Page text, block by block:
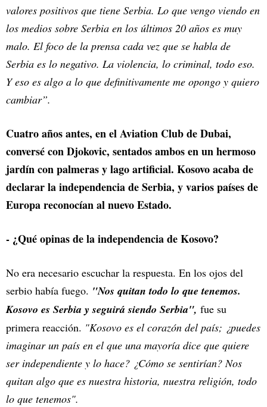
valores positivos que tiene Serbia. Lo que vengo viendo en
los medios sobre Serbia en los últimos 20 años es muy
malo. El foco de la prensa cada vez que se habla de
Serbia es lo negativo. La violencia, lo criminal, todo eso.
Y eso es algo a lo que definitivamente me opongo y quiero
cambiar”.
Cuatro años antes, en el Aviation Club de Dubai,
conversé con Djokovic, sentados ambos en un hermoso
jardín con palmeras y lago artificial. Kosovo acaba de
declarar la independencia de Serbia, y varios países de
Europa reconocían al nuevo Estado.
- ¿Qué opinas de la independencia de Kosovo?
No era necesario escuchar la respuesta. En los ojos del
serbio había fuego. "Nos quitan todo lo que tenemos.
Kosovo es Serbia y seguirá siendo Serbia", fue su
primera reacción. "Kosovo es el corazón del país; ¿puedes
imaginar un país en el que una mayoría dice que quiere
ser independiente y lo hace? ¿Cómo se sentirían? Nos
quitan algo que es nuestra historia, nuestra religión, todo
lo que tenemos".